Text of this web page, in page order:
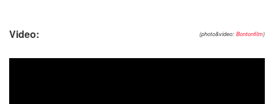
(photo&video: Bontonfilm)
Video: